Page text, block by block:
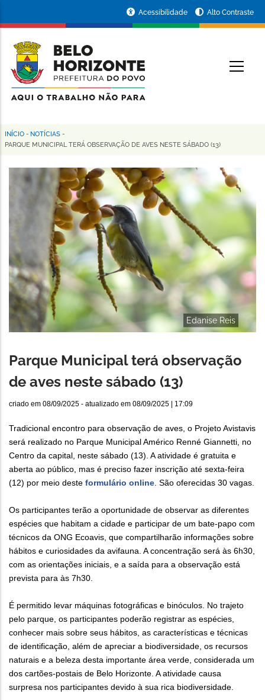
conteúdo
principal
da
Prefeitura
de
Horizonte
Acessibilidade Alto Contraste
Trilha
navegação
INÍCIO - NOTÍCIAS -
PARQUE MUNICIPAL TERÁ OBSERVAÇÃO DE AVES NESTE SÁBADO (13)
Edanise Reis
Parque Municipal terá observação
de aves neste sábado (13)
criado em 08/09/2025 - atualizado em 08/09/2025 | 17:09
Tradicional encontro para observação de aves, o Projeto Avistavis
será realizado no Parque Municipal Américo Renné Giannetti, no
Centro da capital, neste sábado (13). A atividade é gratuita e
aberta ao público, mas é preciso fazer inscrição até sexta-feira
(12) por meio deste formulário online. São oferecidas 30 vagas.
Os participantes terão a oportunidade de observar as diferentes
espécies que habitam a cidade e participar de um bate-papo com
técnicos da ONG Ecoavis, que compartilharão informações sobre
hábitos e curiosidades da avifauna. A concentração será às 6h30,
com as orientações iniciais, e a saída para a observação está
prevista para às 7h30.
É permitido levar máquinas fotográficas e binóculos. No trajeto
pelo parque, os participantes poderão registrar as espécies,
conhecer mais sobre seus hábitos, as características e técnicas
de identificação, além de apreciar a biodiversidade, os recursos
naturais e a beleza desta importante área verde, considerada um
dos cartões-postais de Belo Horizonte. A atividade causa
surpresa nos participantes devido à sua rica biodiversidade.